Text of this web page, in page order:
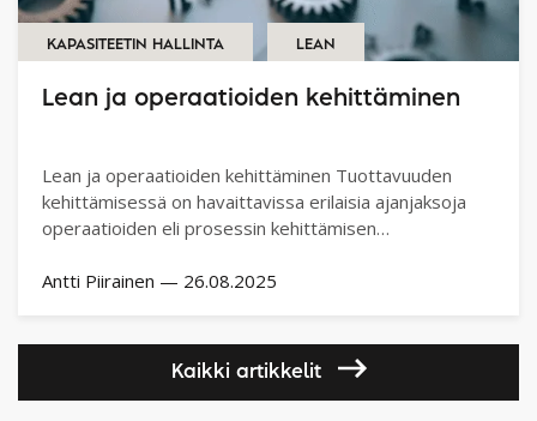
KAPASITEETIN HALLINTA LEAN
Lean ja operaatioiden kehittäminen
Lean ja operaatioiden kehittäminen Tuottavuuden
kehittämisessä on havaittavissa erilaisia ajanjaksoja
operaatioiden eli prosessin kehittämisen
Antti Piirainen — 26.08.2025
Kaikki artikkelit